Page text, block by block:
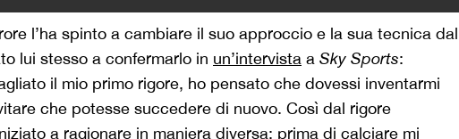
l’ha spinto a cambiare il suo approccio e la sua tecnica dal
lui stesso a confermarlo in un’intervista a Sky Sports:
il mio primo rigore, ho pensato che dovessi inventarmi
che potesse succedere di nuovo. Così dal rigore
a ragionare in maniera diversa: prima di calciare mi